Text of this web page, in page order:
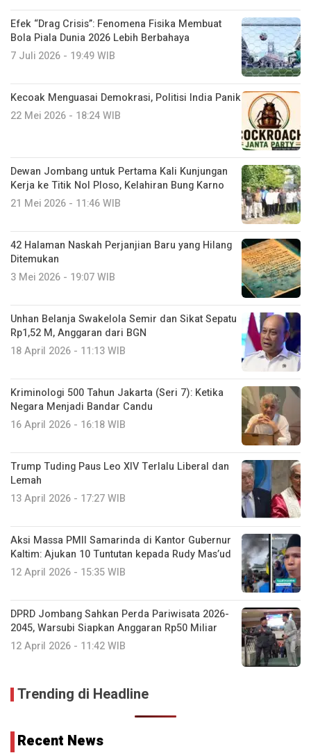
Efek “Drag Crisis”: Fenomena Fisika Membuat
Bola Piala Dunia 2026 Lebih Berbahaya
7 Juli 2026 - 19:49 WIB
Kecoak Menguasai Demokrasi, Politisi India Panik
22 Mei 2026 - 18:24 WIB
Dewan Jombang untuk Pertama Kali Kunjungan
Kerja ke Titik Nol Ploso, Kelahiran Bung Karno
21 Mei 2026 - 11:46 WIB
42 Halaman Naskah Perjanjian Baru yang Hilang
Ditemukan
3 Mei 2026 - 19:07 WIB
Unhan Belanja Swakelola Semir dan Sikat Sepatu
Rp1,52 M, Anggaran dari BGN
18 April 2026 - 11:13 WIB
Kriminologi 500 Tahun Jakarta (Seri 7): Ketika
Negara Menjadi Bandar Candu
16 April 2026 - 16:18 WIB
Trump Tuding Paus Leo XIV Terlalu Liberal dan
Lemah
13 April 2026 - 17:27 WIB
Aksi Massa PMII Samarinda di Kantor Gubernur
Kaltim: Ajukan 10 Tuntutan kepada Rudy Mas’ud
12 April 2026 - 15:35 WIB
DPRD Jombang Sahkan Perda Pariwisata 2026-
2045, Warsubi Siapkan Anggaran Rp50 Miliar
12 April 2026 - 11:42 WIB
Trending di Headline
Recent News